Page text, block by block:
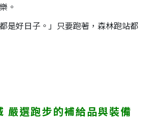
。
是好日子。」只要跑著，森林跑站都
嚴選跑步的補給品與裝備